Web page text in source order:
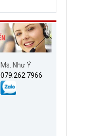
Ms. Như Ý
079.262.7966